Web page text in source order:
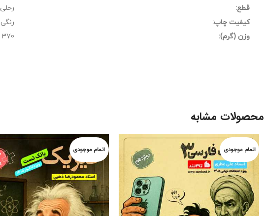
قطع:
رحلی
کیفیت چاپ:
رنگی
وزن (گرم):
370
محصولات مشابه